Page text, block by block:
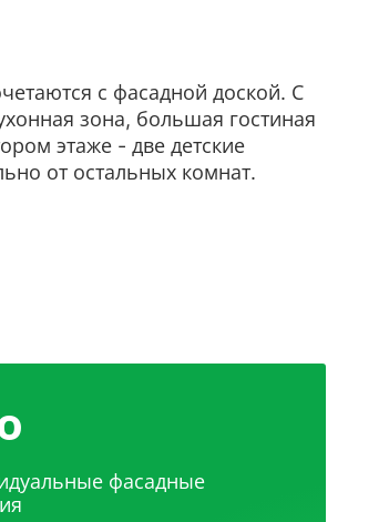
с фасадной доской. С
зона, большая гостиная
этаже - две детские
от остальных комнат.
фасадные